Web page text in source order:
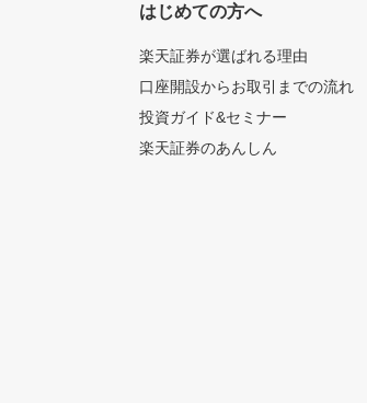
はじめての方へ
楽天証券が選ばれる理由
口座開設からお取引までの流れ
投資ガイド&セミナー
楽天証券のあんしん